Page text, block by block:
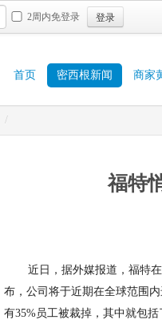
2周内免登录 登录
首页 密西根新闻 商家
/
福特
近日，据外媒报道，福特
布，公司将于近期在全球范围
有35%员工被裁掉，其中就包